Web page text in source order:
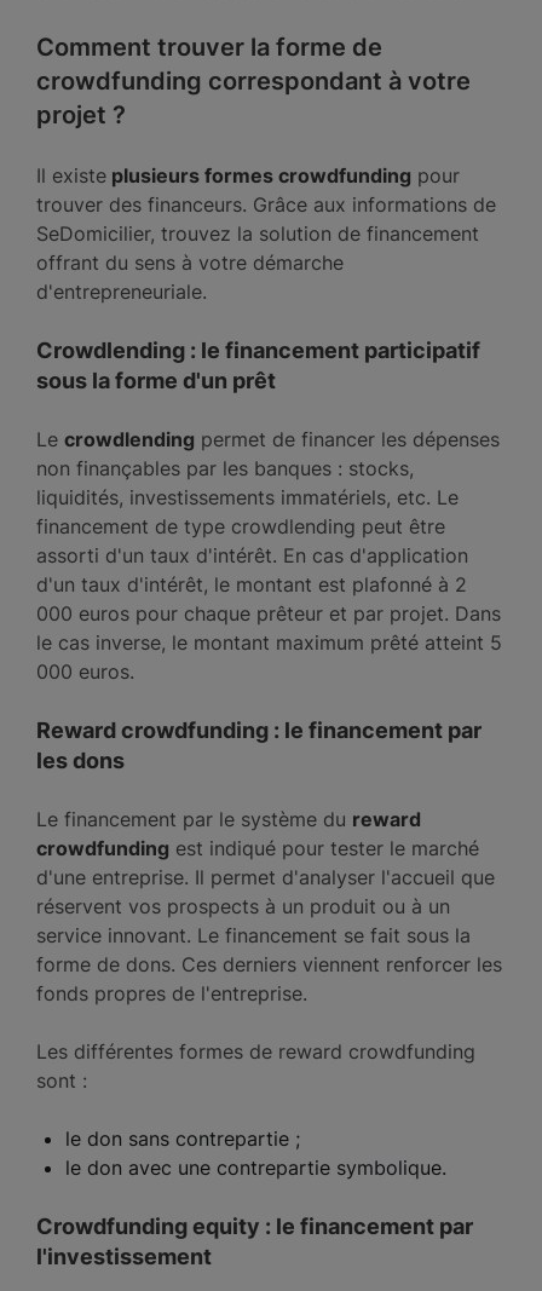
Comment trouver la forme de
crowdfunding correspondant à votre
projet ?
Il existe plusieurs formes crowdfunding pour
trouver des financeurs. Grâce aux informations de
SeDomicilier, trouvez la solution de financement
offrant du sens à votre démarche
d'entrepreneuriale.
Crowdlending : le financement participatif
sous la forme d'un prêt
Le crowdlending permet de financer les dépenses
non finançables par les banques : stocks,
liquidités, investissements immatériels, etc. Le
financement de type crowdlending peut être
assorti d'un taux d'intérêt. En cas d'application
d'un taux d'intérêt, le montant est plafonné à 2
000 euros pour chaque prêteur et par projet. Dans
le cas inverse, le montant maximum prêté atteint 5
000 euros.
Reward crowdfunding : le financement par
les dons
Le financement par le système du reward
crowdfunding est indiqué pour tester le marché
d'une entreprise. Il permet d'analyser l'accueil que
réservent vos prospects à un produit ou à un
service innovant. Le financement se fait sous la
forme de dons. Ces derniers viennent renforcer les
fonds propres de l'entreprise.
Les différentes formes de reward crowdfunding
sont :
le don sans contrepartie ;
le don avec une contrepartie symbolique.
Crowdfunding equity : le financement par
l'investissement